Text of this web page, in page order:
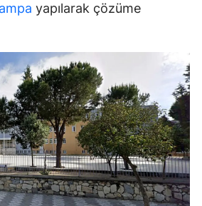
yapılarak çözüme